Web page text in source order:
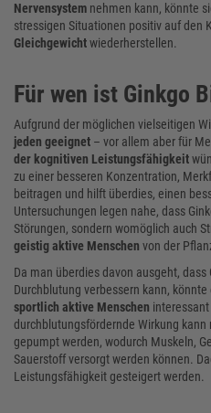
Nervensystem nehmen kann, könnte
stressigen Situationen positiv auf den
Gleichgewichtwiederherstellen.
Für wen ist Ginkgo
Aufgrund der möglichen vielseitigen
jeden geeignet – vor allem aber für
der kognitiven Leistungsfähigkeit
zu einer besseren Konzentration,
beitragen und hilft überdies, einen
Untersuchungen legen nahe, dass
Störungen, sondern womöglich auch
geistig aktive Menschen von der
Da man überdies davon ausgeht,
Durchblutung verbessern kann,
sportlich aktive Menschen
durchblutungsfördernde Wirkung
gepumpt werden, wodurch Muskeln,
Sauerstoff versorgt werden können.
Leistungsfähigkeit gesteigert werden.